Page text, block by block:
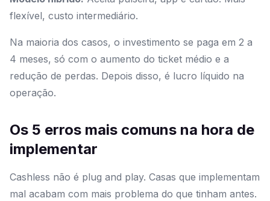
flexível, custo intermediário.
Na maioria dos casos, o investimento se paga em 2 a
4 meses, só com o aumento do ticket médio e a
redução de perdas. Depois disso, é lucro líquido na
operação.
Os 5 erros mais comuns na hora de
implementar
Cashless não é plug and play. Casas que implementam
mal acabam com mais problema do que tinham antes.